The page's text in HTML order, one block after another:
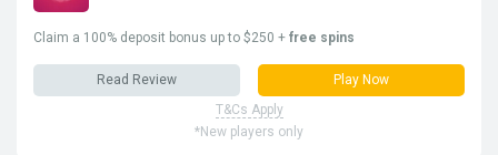
Claim a 100% deposit bonus up to $250 + free spins
Read Review
Play Now
T&Cs Apply
*New players only